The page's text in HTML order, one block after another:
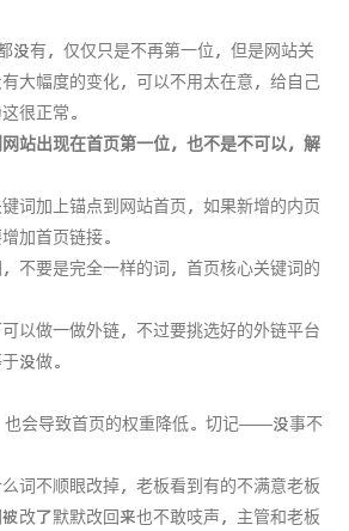
没有，仅仅只是不再第一位，但是网站关
大幅度的变化，可以不用太在意，给自己
很正常。
站出现在首页第一位，也不是不可以，解
词加上锚点到网站首页，如果新增的内页
加首页链接。
不要是完全一样的词，首页核心关键词的
以做一做外链，不过要挑选好的外链平台
没做。
也会导致首页的权重降低。切记——没事不
词不顺眼改掉，老板看到有的不满意老板
改了默默改回来也不敢吱声，主管和老板